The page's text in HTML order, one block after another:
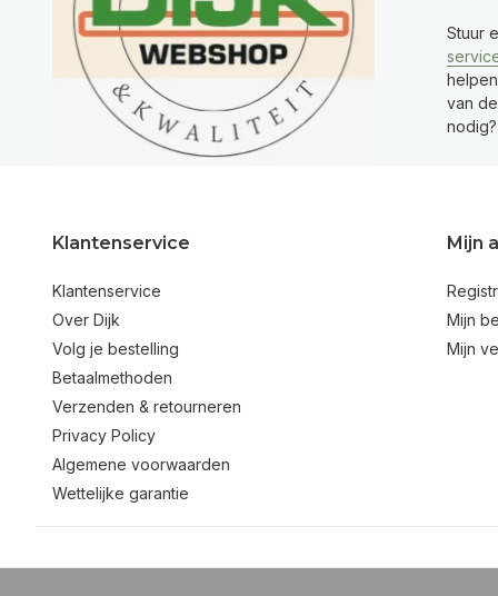
Stuur
van
Klantenservice
Klantenservice
Over Dijk
Volg je bestelling
Betaalmethoden
Verzenden & retourneren
Privacy Policy
Algemene voorwaarden
Wettelijke garantie
Mijn
Mijn
Mijn